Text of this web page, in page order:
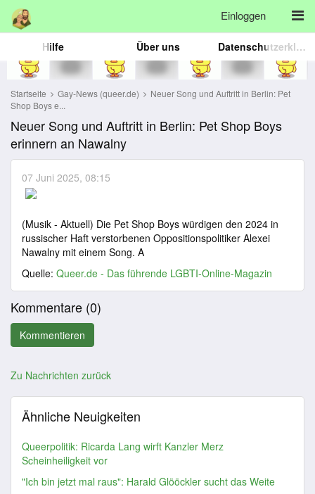
Einloggen
Hilfe Über uns Datenschutzerklärung
Startseite Gay-News (queer.de)
Neuer Song und Auftritt in Berlin: Pet
Shop Boys e...
Neuer Song und Auftritt in Berlin: Pet Shop Boys
erinnern an Nawalny
07 Juni 2025, 08:15
(Musik - Aktuell) Die Pet Shop Boys würdigen den 2024 in
russischer Haft verstorbenen Oppositionspolitiker Alexei
Nawalny mit einem Song. A
Quelle: Queer.de - Das führende LGBTI-Online-Magazin
Kommentare (0)
Zu Nachrichten zurück
Ähnliche Neuigkeiten
Queerpolitik: Ricarda Lang wirft Kanzler Merz
Scheinheiligkeit vor
"Ich bin jetzt mal raus": Harald Glööckler sucht das Weite